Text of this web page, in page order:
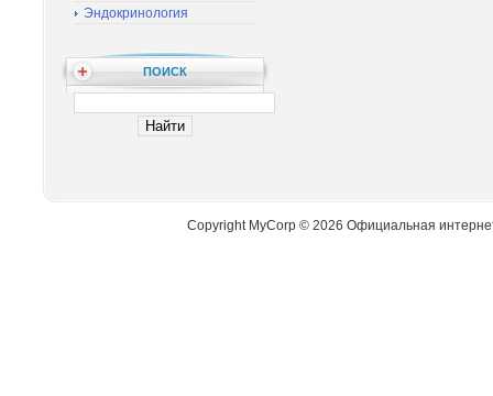
Эндокринология
ПОИСК
Copyright MyCorp © 2026 Официальная